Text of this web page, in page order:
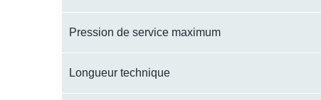
Pression de service maximum
Longueur technique